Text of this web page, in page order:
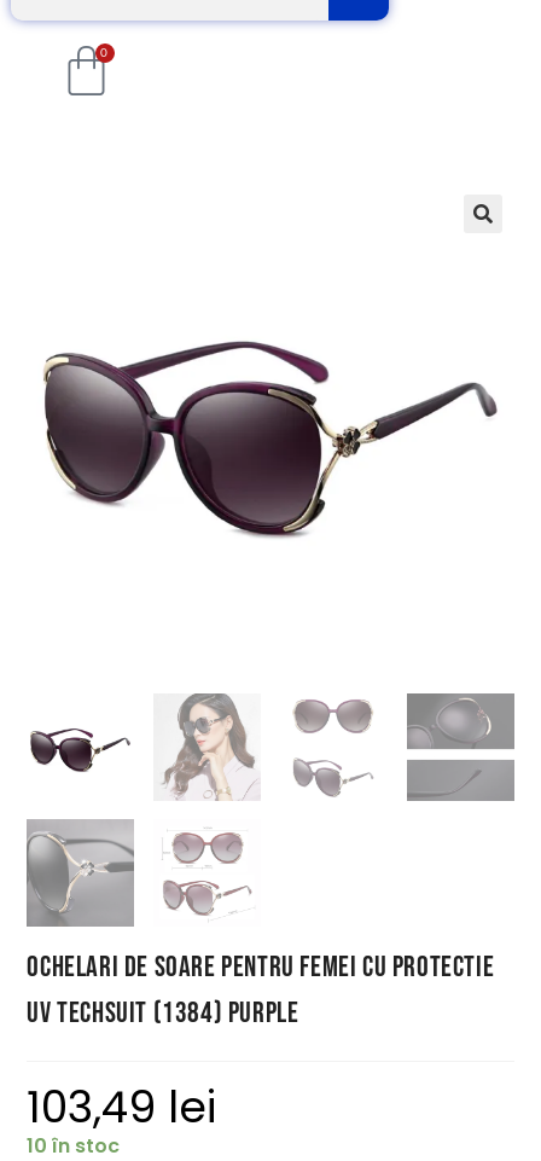
0
Ochelari de Soare pentru Femei cu Protectie
UV Techsuit (1384) Purple
103,49 lei
10 în stoc